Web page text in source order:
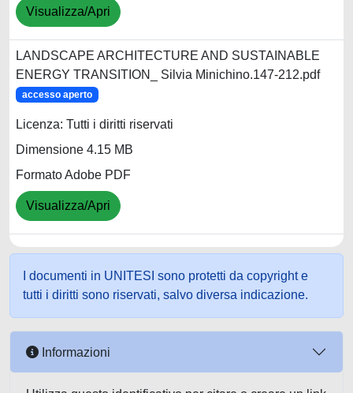
Visualizza/Apri
LANDSCAPE ARCHITECTURE AND SUSTAINABLE
ENERGY TRANSITION_ Silvia Minichino.147-212.pdf
accesso aperto
Licenza: Tutti i diritti riservati
Dimensione 4.15 MB
Formato Adobe PDF
Visualizza/Apri
I documenti in UNITESI sono protetti da copyright e
tutti i diritti sono riservati, salvo diversa indicazione.
Informazioni